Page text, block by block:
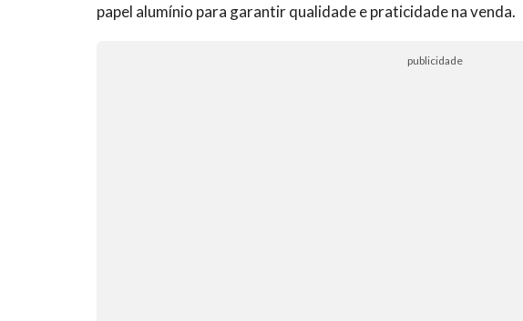
papel alumínio para garantir qualidade e praticidade na venda.
publicidade